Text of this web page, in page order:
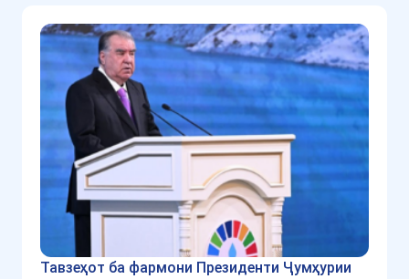
Тавзеҳот ба фармони Президенти Ҷумҳурии